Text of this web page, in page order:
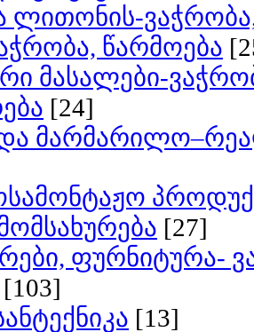
ლითონის-
წარმოება
მასალები-
[24]
[27]
ფურნიტურა-
[103]
[13]